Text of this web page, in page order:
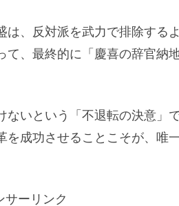
、反対派を武力で排除する
、最終的に「慶喜の辞官納
いという「不退転の決意」
成功させることこそが、唯
サーリンク